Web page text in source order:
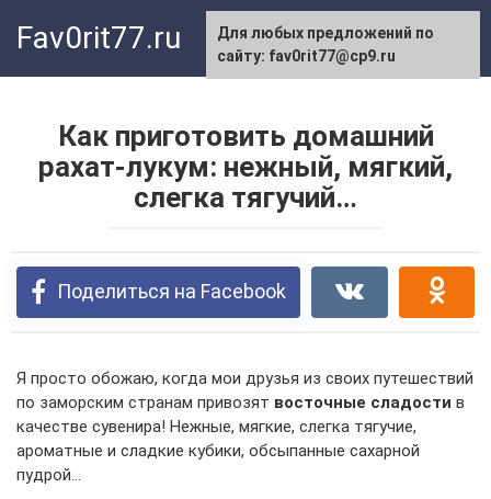
Fav0rit77.ru
Как приготовить домашний
рахат-лукум: нежный, мягкий,
слегка тягучий…
Поделиться на Facebook
Я просто обожаю, когда мои друзья из своих путешествий
по заморским странам привозят восточные сладости в
качестве сувенира! Нежные, мягкие, слегка тягучие,
ароматные и сладкие кубики, обсыпанные сахарной
пудрой…
Для любых предложений по
сайту: fav0rit77@cp9.ru